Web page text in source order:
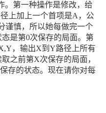
。第一种操作是修改，给
上加上一个首项是A，公
谨慎，所以她每做完一个
是第0次保存的局面。第
，输出X到Y路径上所有
之前第X次保存的局面，
存的状态。现在请你对每